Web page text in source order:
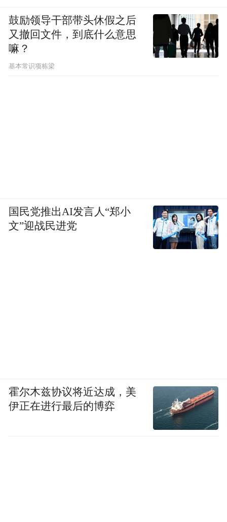
鼓励领导干部带头休假之后
又撤回文件，到底什么意思
嘛？
基本常识项栋梁
国民党推出AI发言人“郑小
文”迎战民进党
霍尔木兹协议将近达成，美
伊正在进行最后的博弈